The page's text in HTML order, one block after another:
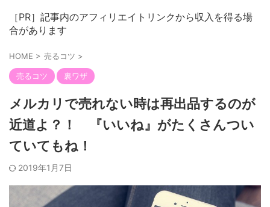
［PR］記事内のアフィリエイトリンクから収入を得る場
合があります
HOME > 売るコツ >
売るコツ 裏ワザ
メルカリで売れない時は再出品するのが
近道よ？！ 『いいね』がたくさんつい
ていてもね！
2019年1月7日